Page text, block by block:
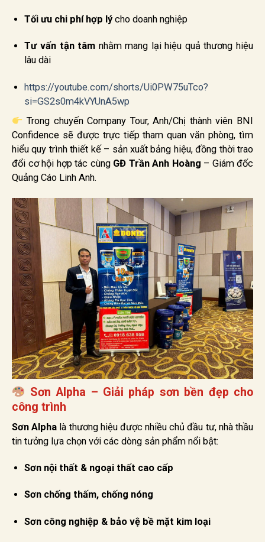
Tối ưu chi phí hợp lýcho doanh nghiệp
Tư vấn tận tâm nhằm mang lại hiệu quả thương hiệu
lâu dài
https://youtube.com/shorts/Ui0PW75uTco?
si=GS2s0m4kVYUnA5wp
Trong chuyến Company Tour, Anh/Chị thành viên BNI
Confidence sẽ được trực tiếp tham quan văn phòng, tìm
hiểu quy trình thiết kế – sản xuất bảng hiệu, đồng thời trao
đổi cơ hội hợp tác cùng GĐ Trần Anh Hoàng – Giám đốc
Quảng Cáo Linh Anh.
Sơn Alpha – Giải pháp sơn bền đẹp cho
công trình
Sơn Alpha là thương hiệu được nhiều chủ đầu tư, nhà thầu
tin tưởng lựa chọn với các dòng sản phẩm nổi bật:
Sơn nội thất & ngoại thất cao cấp
Sơn chống thấm, chống nóng
Sơn công nghiệp & bảo vệ bề mặt kim loại